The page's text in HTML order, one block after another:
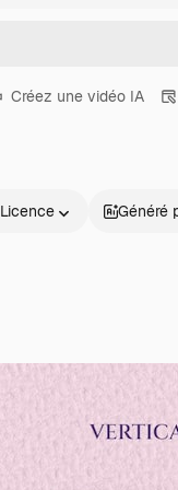
Créez une vidéo IA
Licence Généré